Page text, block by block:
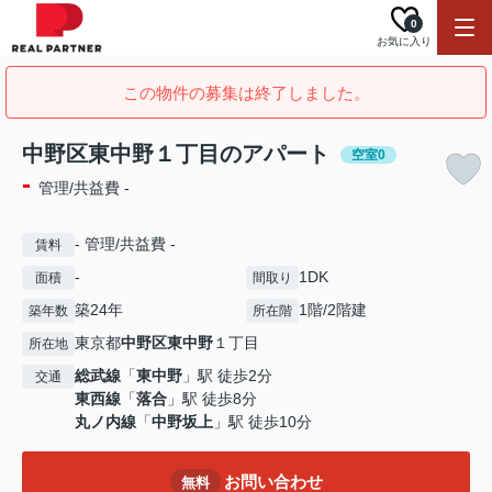
お気に入り
0
この物件の募集は終了しました。
中野区東中野１丁目のアパート 空室0
- 管理/共益費 -
賃料 - 管理/共益費 -
面積 - 間取り 1DK
築年数 築24年 所在階 1階/2階建
所在地 東京都中野区東中野 １丁目
交通 総武線 「東中野 」駅 徒歩2分
東西線 「落合 」駅 徒歩8分
丸ノ内線 「中野坂上 」駅 徒歩10分
無料 お問い合わせ